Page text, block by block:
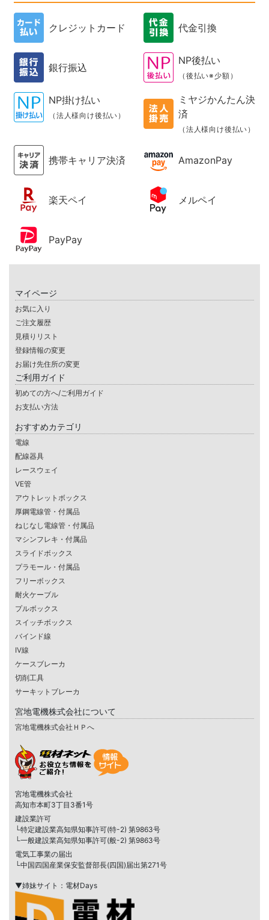
クレジットカード 代金引換
銀行振込
NP後払い
（後払い※少額）
NP掛け払い
（法人様向け後払い）
ミヤジかんたん決
済
（法人様向け後払い）
携帯キャリア決済 AmazonPay
楽天ペイ メルペイ
PayPay
マイページ
お気に入り
ご注文履歴
見積りリスト
登録情報の変更
お届け先住所の変更
ご利用ガイド
初めての方へ/ご利用ガイド
お支払い方法
おすすめカテゴリ
電線
配線器具
レースウェイ
VE管
アウトレットボックス
厚鋼電線管・付属品
ねじなし電線管・付属品
マシンフレキ・付属品
スライドボックス
プラモール・付属品
フリーボックス
耐火ケーブル
プルボックス
スイッチボックス
バインド線
IV線
ケースブレーカ
切削工具
サーキットブレーカ
宮地電機株式会社について
宮地電機株式会社ＨＰへ
宮地電機株式会社
高知市本町3丁目3番1号
建設業許可
└特定建設業高知県知事許可(特-2) 第9863号
└一般建設業高知県知事許可(般-2) 第9863号
電気工事業の届出
└中国四国産業保安監督部長(四国)届出第271号
▼姉妹サイト：電材Days